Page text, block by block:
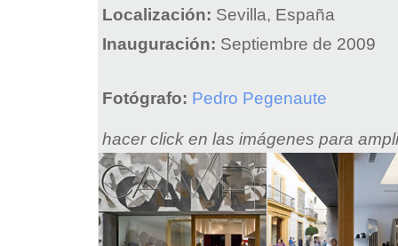
Localización: Sevilla, España
Inauguración: Septiembre de 2009
Fotógrafo: Pedro Pegenaute
hacer click en las imágenes para